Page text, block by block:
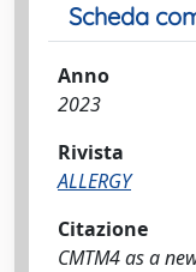
Scheda
Anno
2023
Rivista
ALLERGY
Citazione
CMTM4 as a